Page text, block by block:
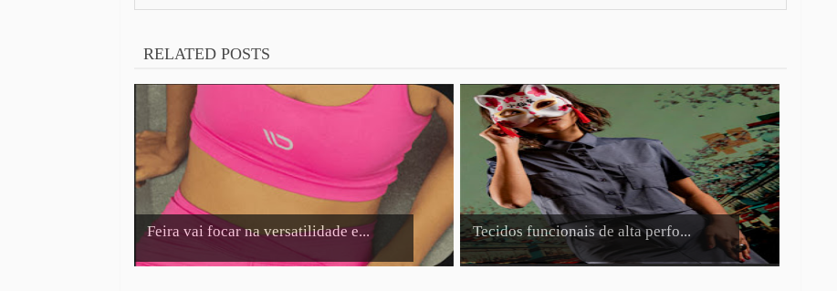
RELATED POSTS
Feira vai focar na versatilidade e... Tecidos funcionais de alta perfo...